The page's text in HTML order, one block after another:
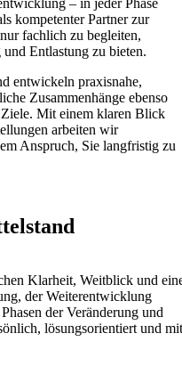
– in jeder Phase
kompetenter Partner zur
fachlich zu begleiten,
Entlastung zu bieten.
entwickeln praxisnahe,
Zusammenhänge ebenso
Mit einem klaren Blick
arbeiten wir
Anspruch, Sie langfristig zu
Klarheit, Weitblick und
der Weiterentwicklung
der Veränderung und
lösungsorientiert und mit